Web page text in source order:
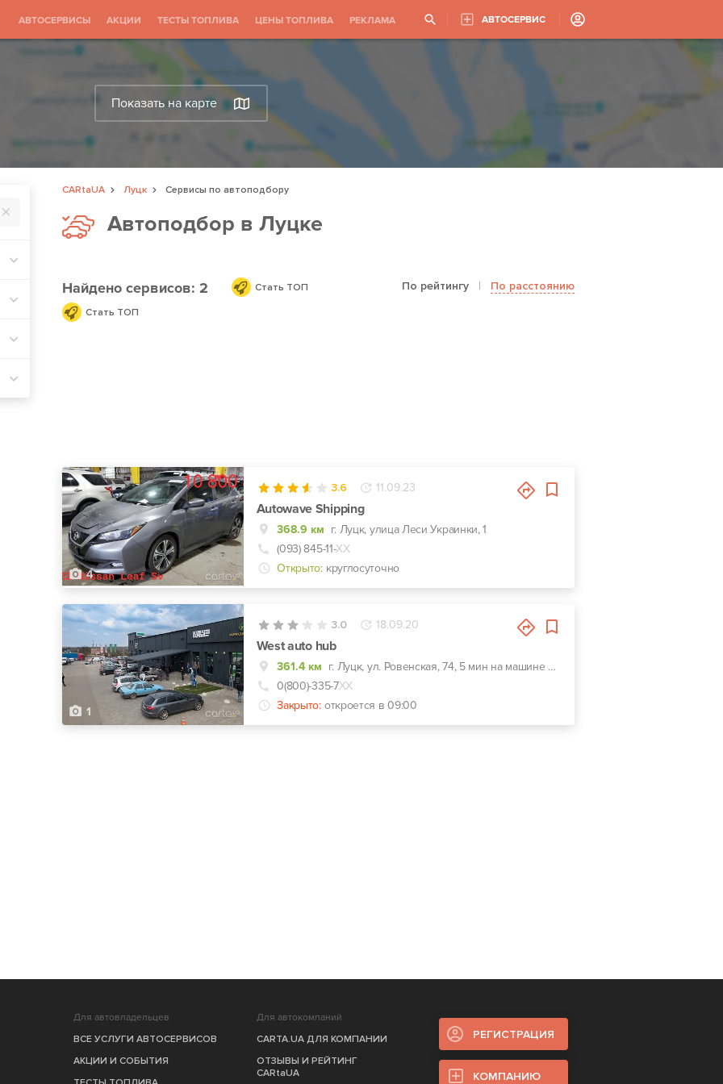
АВТОСЕРВИСЫ АКЦИИ ТЕСТЫ ТОПЛИВА ЦЕНЫ ТОПЛИВА РЕКЛАМА АВТОСЕРВИС
Показать на карте
CARtaUA Луцк
Сервисы по автоподбору
Автоподбор в Луцке
Найденосервисов: 2 Стать ТОП По рейтингу | По расстоянию
Стать ТОП
4
3.6 11.09.23
Autowave Shipping
368.9 км г. Луцк, улица Леси Украинки, 1
(093) 845-11-ХХ
Открыто: круглосуточно
1
3.0 18.09.20
West auto hub
361.4 км
г. Луцк, ул. Ровенская, 74, 5 мин на машине от центра Луцка GPS координаты: 50.7461059, 25.4275887
0(800)-335-7ХХ
Закрыто: откроется в 09:00
Для автовладельцев
ВСЕ УСЛУГИ АВТОСЕРВИСОВ
АКЦИИ И СОБЫТИЯ
Для автокомпаний
CARTA.UA ДЛЯ КОМПАНИИ
ОТЗЫВЫ И РЕЙТИНГ
CARtaUA
РЕГИСТРАЦИЯ
КОМПАНИЮ